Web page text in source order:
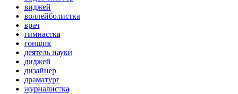
виджей
воллейболистка
врач
гимнастка
гонщик
деятель науки
диджей
дизайнер
драматург
журналистка